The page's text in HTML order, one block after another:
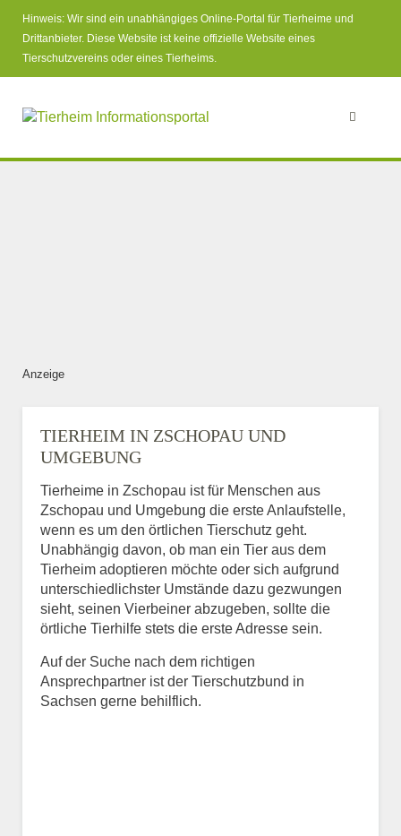
Hinweis: Wir sind ein unabhängiges Online-Portal für Tierheime und
Drittanbieter. Diese Website ist keine offizielle Website eines
Tierschutzvereins oder eines Tierheims.
Anzeige
TIERHEIM IN ZSCHOPAU UND
UMGEBUNG
Tierheime in Zschopau ist für Menschen aus
Zschopau und Umgebung die erste Anlaufstelle,
wenn es um den örtlichen Tierschutz geht.
Unabhängig davon, ob man ein Tier aus dem
Tierheim adoptieren möchte oder sich aufgrund
unterschiedlichster Umstände dazu gezwungen
sieht, seinen Vierbeiner abzugeben, sollte die
örtliche Tierhilfe stets die erste Adresse sein.
Auf der Suche nach dem richtigen
Ansprechpartner ist der Tierschutzbund in
Sachsen gerne behilflich.